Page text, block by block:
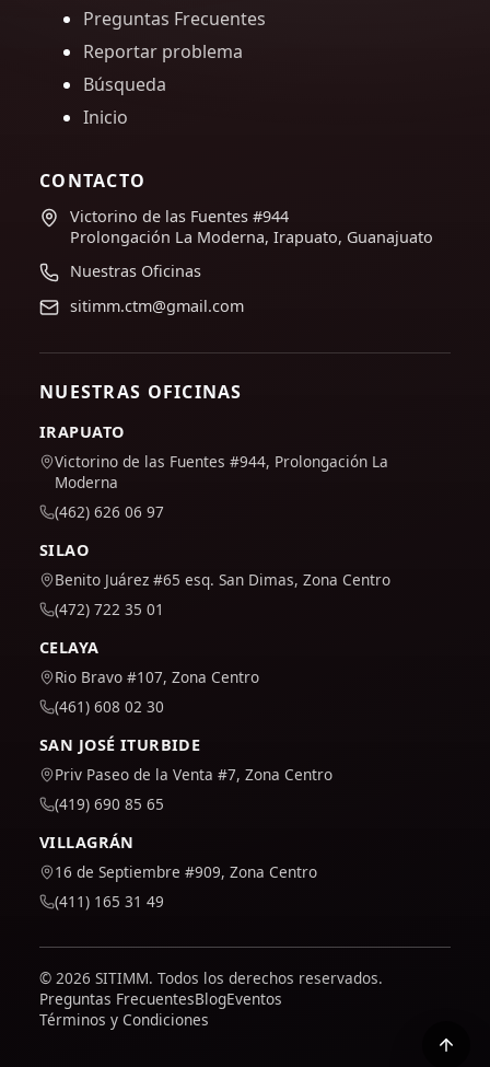
Preguntas Frecuentes
Reportar problema
Búsqueda
Inicio
CONTACTO
Victorino de las Fuentes #944
Prolongación La Moderna, Irapuato, Guanajuato
Nuestras Oficinas
sitimm.ctm@gmail.com
NUESTRAS OFICINAS
IRAPUATO
Victorino de las Fuentes #944, Prolongación La
Moderna
(462) 626 06 97
SILAO
Benito Juárez #65 esq. San Dimas, Zona Centro
(472) 722 35 01
CELAYA
Rio Bravo #107, Zona Centro
(461) 608 02 30
SAN JOSÉ ITURBIDE
Priv Paseo de la Venta #7, Zona Centro
(419) 690 85 65
VILLAGRÁN
16 de Septiembre #909, Zona Centro
(411) 165 31 49
© 2026 SITIMM. Todos los derechos reservados.
Preguntas FrecuentesBlogEventos
Términos y Condiciones